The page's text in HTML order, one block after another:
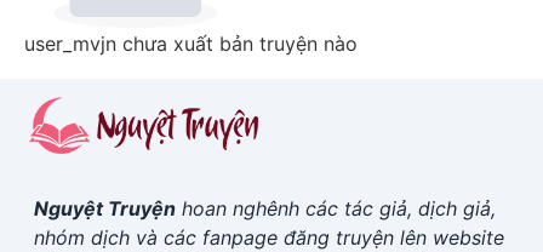
user_mvjn chưa xuất bản truyện nào
Nguyệt Truyện hoan nghênh các tác giả, dịch giả,
nhóm dịch và các fanpage đăng truyện lên website